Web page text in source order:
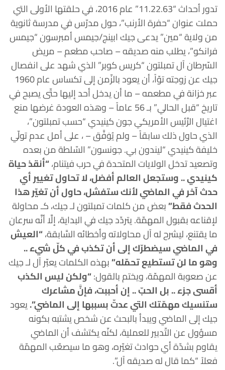
تدور أحداث “11.22.63” عام 2016، في حلقتها الأولى التي
حملت عنوان “حفرة الأرنب”، حول مدرّس في مدرسة ثانوية
من ولاية “مين” يدعى جيك ابينج/جيمس أمبرسون “جيمس
فرانكو”، يطلب منه صديقه – صاحب مطعم – مريض
السّرطان آل تمبلتون “كريس كوبر” الذي شهد على انفصال
جيك عن زوجته توّاً، أن يعود بالزّمن إلى تكساس عام 1960
عبر خزانة في مطعمه – ما أن يدخل أحد إليها حتّى يصبح في
تاريخ “قبل الحالي” بـ 56 عاماً – وهذه العودة غرضها منع
اغتيال الرَّئيس الأمريكي جون كينيدي “حسب تمبلتون”،
الذي حاول ذلك سابقاً – ولم يُوَفَّق – ، على أمل عدم تولّي
خليفة كينيدي “ليندون بي. جونسون” السّلطة من بعده
وتصعيد تدخل الولايات المتحدة في حرب فيتنام،“أنقذ حياة
كينيدي .. وستجعل العالم أفضل، لا تحاول تغيير أي
حدث آخر في الماضي لأنك ستفشل، حاول أن تغيّر هذا
الحدث فقط”بعض من كلمات تمبلتون لـ جيك، كـ محاولة
لإقناعه بقبول المهمّة. يتردّد جيك في البداية، إلَّا أنَّه سرعان
ما يقتنع، ليشرح له آل محاولاته وأخطائه السَّابقة،“العيش
في الماضي سيضطرّك إلى أن تكذب في كلّ شيء ..
وهو ما لن تستطيع تحمّله”بهذه الكلمات يعبّر آل لـ جيك
عن صعوبة المهمّة، ويختم بالقول:“ولكن ليس الكذب
أقسى جزء .. بل الحبّ .. إن أحببت، فإنَّ مشاعرك
ستنسيك مهمّتك التي عدتّ بسببها إلى الماضي”.يعود
جيك إلى الماضي ويبدأ بالبحث عن شخص يشتبه بكونه
مسؤول عن التّدبير للعملية، لكنّه يكتشف أن الماضي
يقاوم بشدّة أي حوادث تغيّره، وهو ما سيصعّب المهمّة
فعلاً “كما قال له صديقه آل”.